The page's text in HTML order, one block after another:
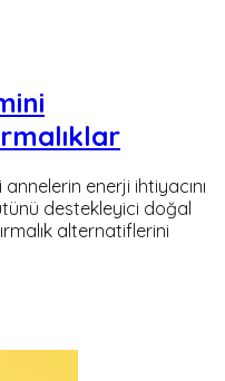
enerji ihtiyacını
destekleyici doğal
alternatiflerini